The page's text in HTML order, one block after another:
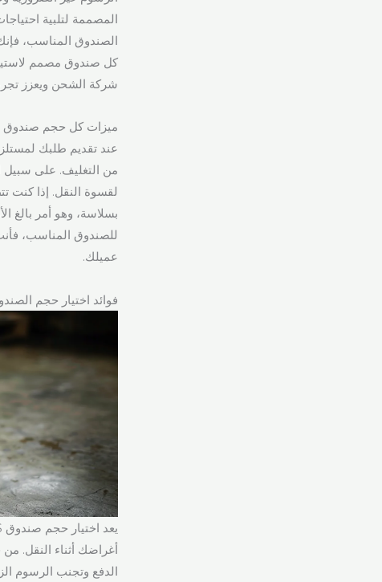
المصممة لتلبية
الصندوق المناسب،
كل صندوق مصمم
شركة الشحن ويعزز
ميزات كل حجم صندوق
من التغليف. على سبيل
للصندوق المناسب،
عميلك.
فوائد اختيار حجم
أغراضك أثناء النقل. من
الدفع وتجنب الرسوم